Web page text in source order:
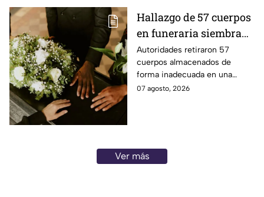
Hallazgo de 57 cuerpos
en funeraria siembra
dudas entre familias
que recibieron cenizas
de sus seres queridos
Autoridades retiraron 57
cuerpos almacenados de
forma inadecuada en una
funeraria de Chicago. Familias
07 agosto, 2026
Ver más